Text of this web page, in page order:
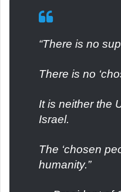
“There is no
There is no
It is neither the
Israel.
The ‘chosen
humanity.”